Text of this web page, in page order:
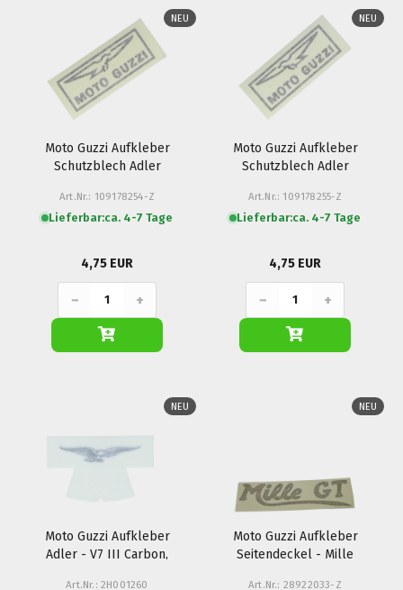
NEU
Moto Guzzi Aufkleber
Schutzblech Adler
Falcone
Art.Nr.: 109178254-Z
Lieferbar:ca. 4-7 Tage
4,75 EUR
− +
NEU
Moto Guzzi Aufkleber
Schutzblech Adler
Falcone
Art.Nr.: 109178255-Z
Lieferbar:ca. 4-7 Tage
4,75 EUR
− +
NEU
Moto Guzzi Aufkleber
Adler - V7 III Carbon,
Art.Nr.: 2H001260
NEU
Moto Guzzi Aufkleber
Seitendeckel - Mille
Art.Nr.: 28922033-Z